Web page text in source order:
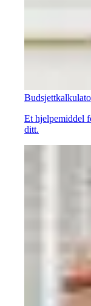
Et hjelpemiddel
ditt.